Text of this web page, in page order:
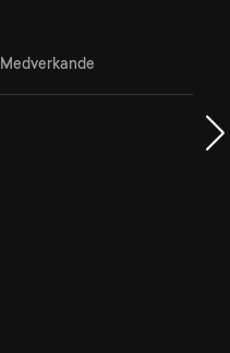
Medverkande